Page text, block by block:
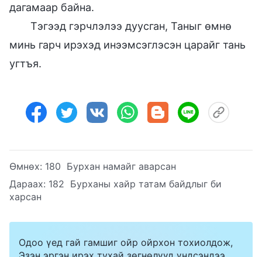
дагамаар байна.
Тэгээд гэрчлэлээ дуусган, Таныг өмнө
минь гарч ирэхэд инээмсэглэсэн царайг тань
угтъя.
Өмнөх: 180 Бурхан намайг аварсан
Дараах: 182 Бурханы хайр татам байдлыг би
харсан
Одоо үед гай гамшиг ойр ойрхон тохиолдож,